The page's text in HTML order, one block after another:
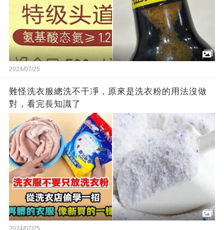
2024/07/25
難怪洗衣服總洗不干凈，原來是洗衣粉的用法沒做
對，看完長知識了
2024/07/25